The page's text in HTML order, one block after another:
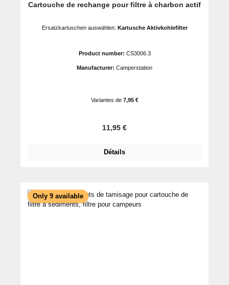
Cartouche de rechange pour filtre à charbon actif
Ersatzkartuschen auswählen: Kartusche Aktivkohlefilter
Product number: CS3006.3
Manufacturer: Camperstation
Variantes de7,95 €
Prix régulier :
11,95 €
Détails
Only 9 available